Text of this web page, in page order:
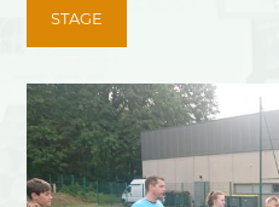
STAGE